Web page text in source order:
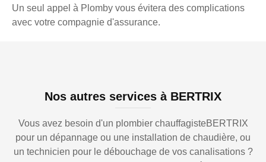
Un seul appel à Plomby vous évitera des complications
avec votre compagnie d'assurance.
Nos autres services à BERTRIX
Vous avez besoin d'un plombier chauffagisteBERTRIX
pour un dépannage ou une installation de chaudière, ou
un technicien pour le débouchage de vos canalisations ?